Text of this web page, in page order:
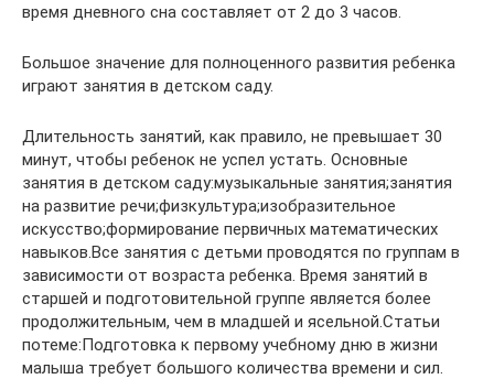
время дневного сна составляет от 2 до 3 часов.
Большое значение для полноценного развития ребенка
играют занятия в детском саду.
Длительность занятий, как правило, не превышает 30
минут, чтобы ребенок не успел устать. Основные
занятия в детском саду:музыкальные занятия;занятия
на развитие речи;физкультура;изобразительное
искусство;формирование первичных математических
навыков.Все занятия с детьми проводятся по группам в
зависимости от возраста ребенка. Время занятий в
старшей и подготовительной группе является более
продолжительным, чем в младшей и ясельной.Статьи
потеме:Подготовка к первому учебному дню в жизни
малыша требует большого количества времени и сил.